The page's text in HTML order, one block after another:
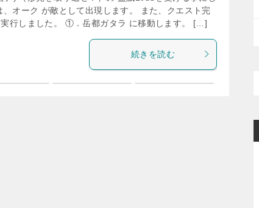
、オーク が敵として出現します。 また、クエスト完
実行しました。 ①．岳都ガタラ に移動します。 […]
続きを読む